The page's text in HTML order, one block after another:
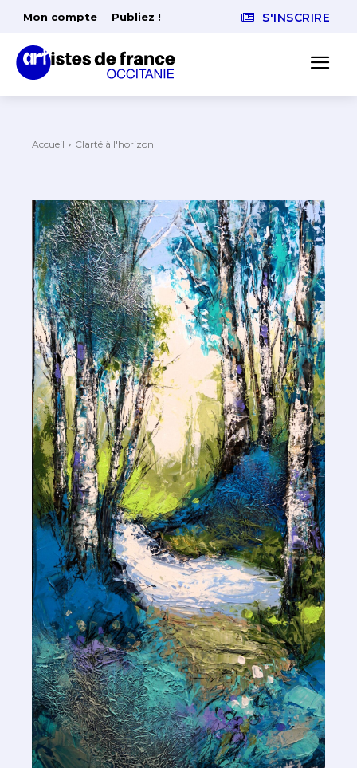
Mon compte Publiez ! S'INSCRIRE
Accueil Clarté à l'horizon